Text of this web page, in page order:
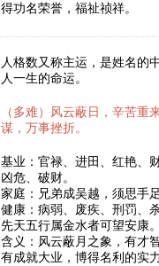
得功名荣誉，福祉祯祥。
人格数又称主运，是姓名的
人一生的命运。
（多难）风云蔽日，辛苦重
谋，万事挫折。
基业：官禄、进田、红艳、
凶危、破财。
家庭：兄弟成吴越，须思手足
健康：病弱、废疾、刑罚、
先天五行属金水者可望安康。
含义：风云蔽月之象，有才
有成就大业，博得名利的实